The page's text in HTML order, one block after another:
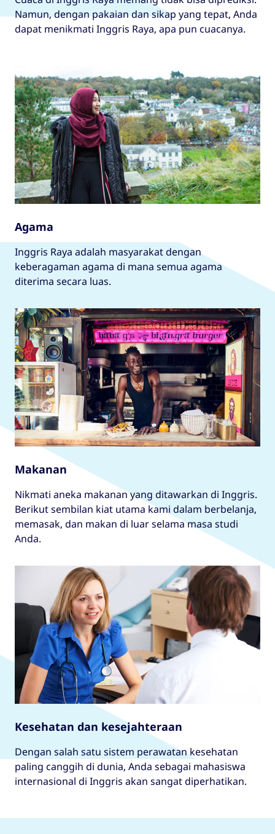
Namun, dengan pakaian dan sikap yang tepat, Anda
dapat menikmati Inggris Raya, apa pun cuacanya.
Agama
Inggris Raya adalah masyarakat dengan
keberagaman agama di mana semua agama
diterima secara luas.
Makanan
Nikmati aneka makanan yang ditawarkan di Inggris.
Berikut sembilan kiat utama kami dalam berbelanja,
memasak, dan makan di luar selama masa studi
Anda.
Kesehatan dan kesejahteraan
Dengan salah satu sistem perawatan kesehatan
paling canggih di dunia, Anda sebagai mahasiswa
internasional di Inggris akan sangat diperhatikan.